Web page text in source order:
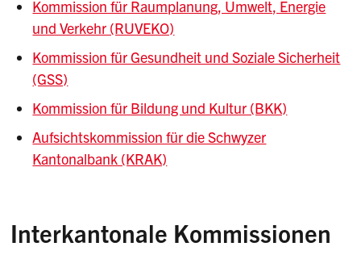
Kommission für Raumplanung, Umwelt, Energie
und Verkehr (RUVEKO)
Kommission für Gesundheit und Soziale Sicherheit
(GSS)
Kommission für Bildung und Kultur (BKK)
Aufsichtskommission für die Schwyzer
Kantonalbank (KRAK)
Interkantonale Kommissionen